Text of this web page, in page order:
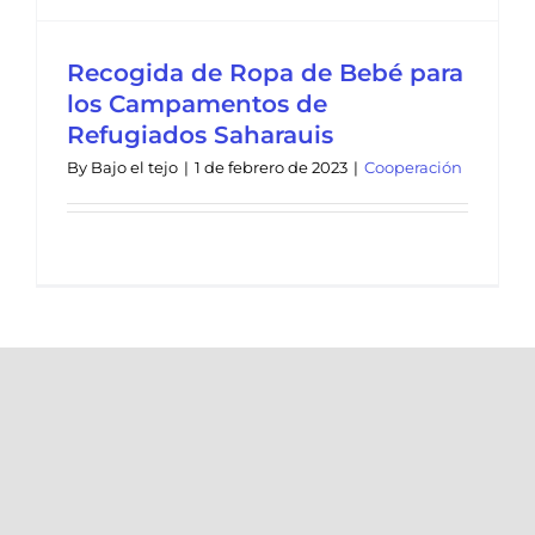
Recogida de Ropa de Bebé para
los Campamentos de
Refugiados Saharauis
By Bajo el tejo | 1 de febrero de 2023 | Cooperación